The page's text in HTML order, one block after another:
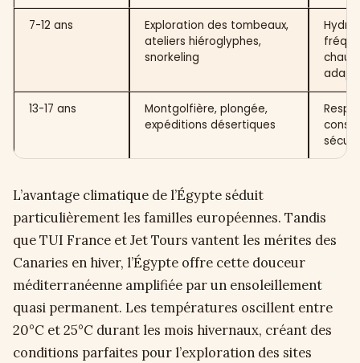
7-12 ans
Exploration des tombeaux,
ateliers hiéroglyphes,
snorkeling
13-17 ans
Montgolfière, plongée,
expéditions désertiques
L’avantage climatique de l’Égypte séduit
particulièrement les familles européennes. Tandis
que TUI France et Jet Tours vantent les mérites des
Canaries en hiver, l’Égypte offre cette douceur
méditerranéenne amplifiée par un ensoleillement
quasi permanent. Les températures oscillent entre
20°C et 25°C durant les mois hivernaux, créant des
conditions parfaites pour l’exploration des sites